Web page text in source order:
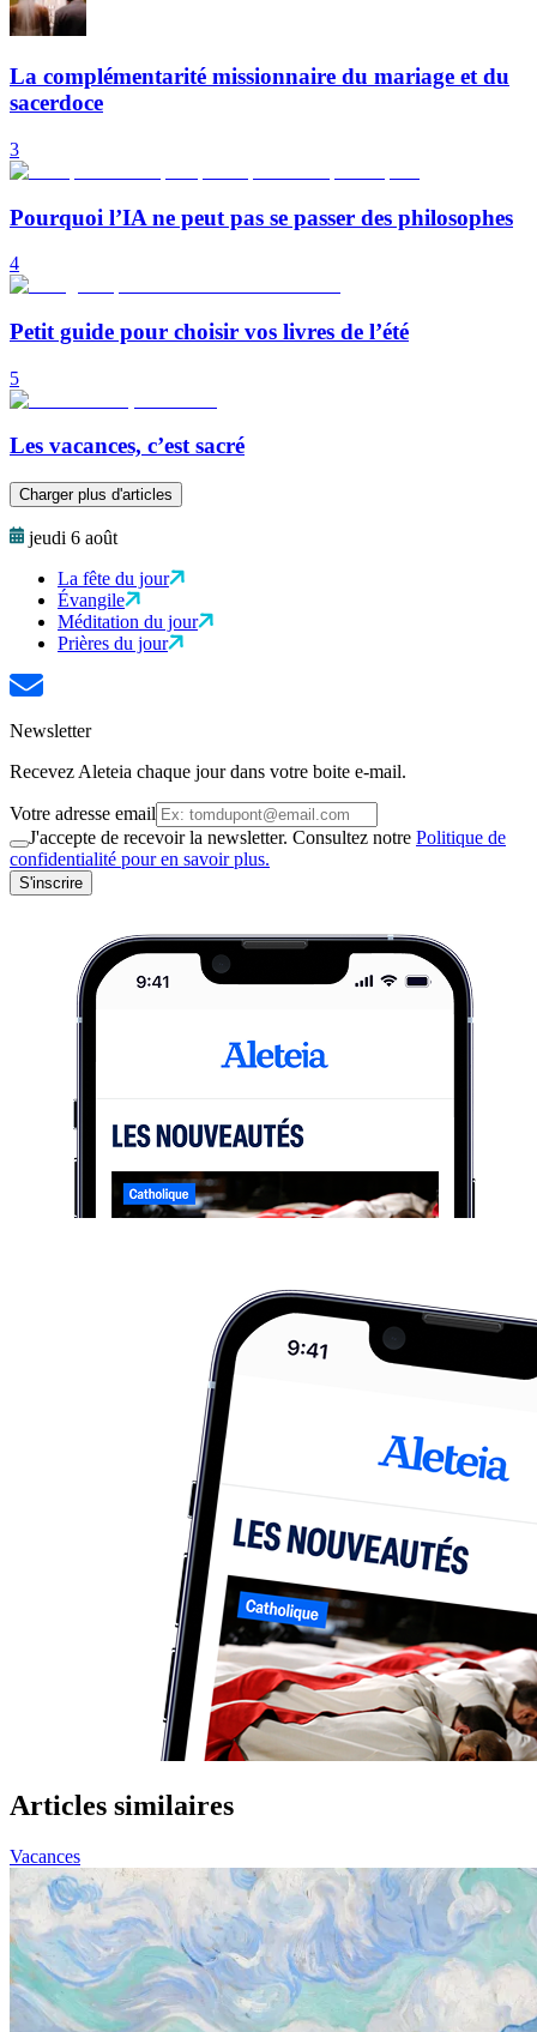
La complémentarité missionnaire du mariage et du
sacerdoce
3
Pourquoi l’IA ne peut pas se passer des philosophes
4
Petit guide pour choisir vos livres de l’été
5
Les vacances, c’est sacré
Charger plus d'articles
jeudi 6 août
La fête du jour
Évangile
Méditation du jour
Prières du jour
Newsletter
Recevez Aleteia chaque jour dans votre boite e-mail.
Votre adresse email
J'accepte de recevoir la newsletter. Consultez notre Politique de
confidentialité pour en savoir plus.
S'inscrire
Articles similaires
Vacances